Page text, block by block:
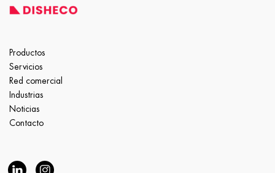
Productos
Servicios
Red comercial
Industrias
Noticias
Contacto